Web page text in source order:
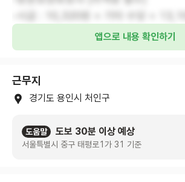
앱으로 내용 확인하기
근무지
경기도 용인시 처인구
도움말 도보 30분 이상 예상
서울특별시 중구 태평로1가 31 기준